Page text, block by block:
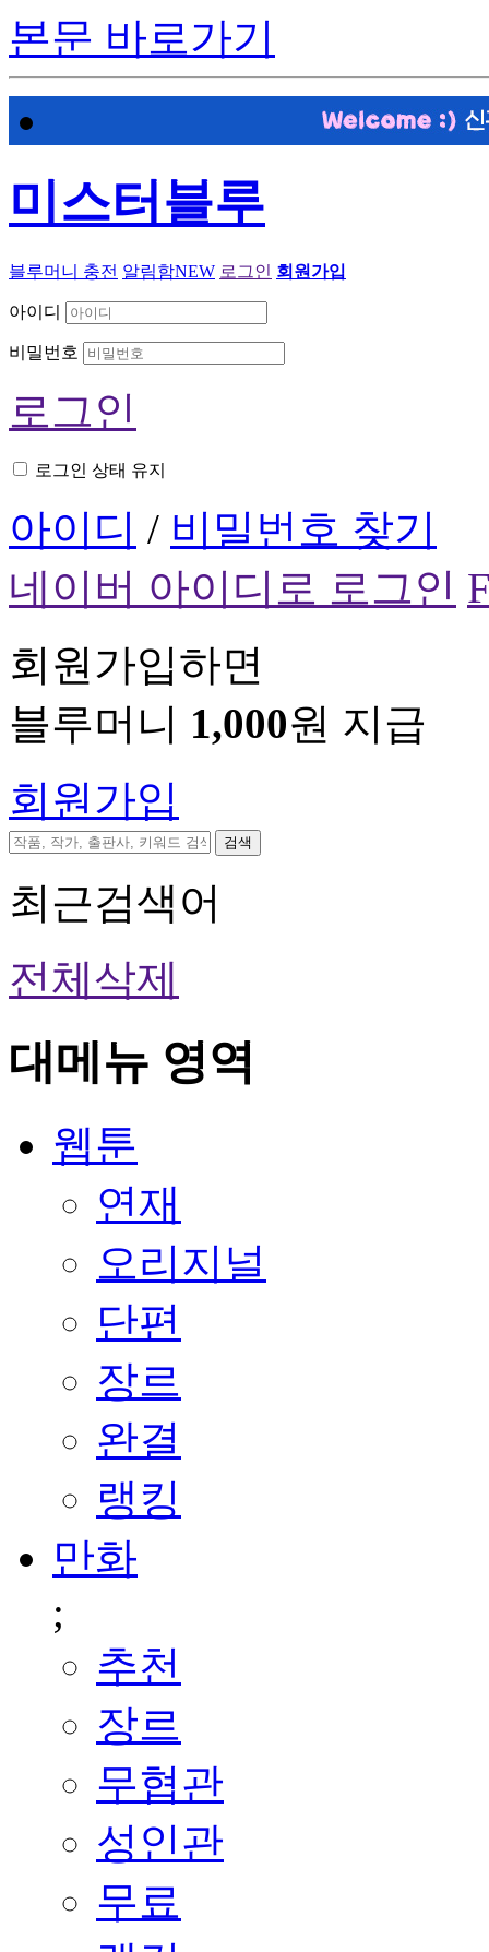
본문 바로가기
미스터블루
블루머니 충전 알림함NEW 로그인 회원가입
아이디
비밀번호
로그인
로그인 상태 유지
아이디 / 비밀번호 찾기
네이버 아이디로 로그인
회원가입하면
블루머니 1,000원 지급
회원가입
검색
최근검색어
전체삭제
대메뉴 영역
웹툰
연재
오리지널
단편
장르
완결
랭킹
만화
;
추천
장르
무협관
성인관
무료